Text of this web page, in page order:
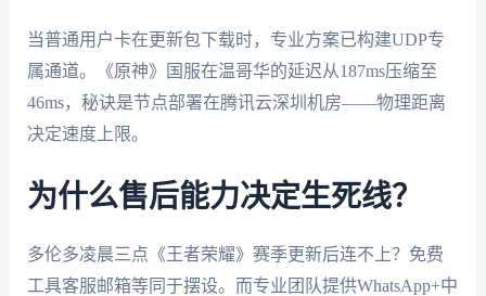
当普通用户卡在更新包下载时，专业方案已构建UDP专
属通道。《原神》国服在温哥华的延迟从187ms压缩至
46ms，秘诀是节点部署在腾讯云深圳机房——物理距离
决定速度上限。
为什么售后能力决定生死线？
多伦多凌晨三点《王者荣耀》赛季更新后连不上？免费
工具客服邮箱等同于摆设。而专业团队提供WhatsApp+中